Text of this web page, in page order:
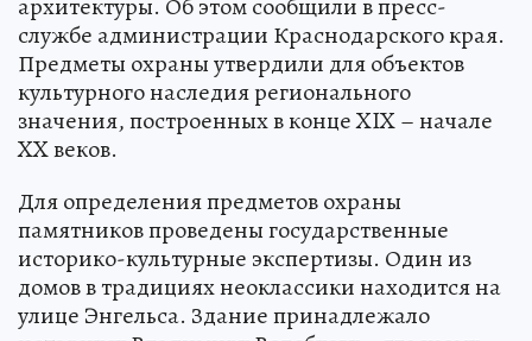
службе администрации Краснодарского края.
Предметы охраны утвердили для объектов
культурного наследия регионального
значения, построенных в конце XIX – начале
XX веков.
Для определения предметов охраны
памятников проведены государственные
историко-культурные экспертизы. Один из
домов в традициях неоклассики находится на
улице Энгельса. Здание принадлежало